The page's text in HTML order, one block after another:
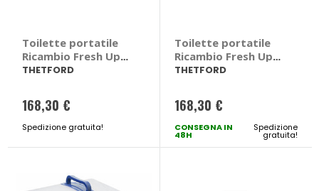
Toilette portatile
Ricambio Fresh Up
Set - THETFORD
THETFORD
168,30 €
Spedizione gratuita!
Toilette portatile
Ricambio Fresh Up
Set - THETFORD
THETFORD
168,30 €
CONSEGNA IN
48H
Spedizione
gratuita!